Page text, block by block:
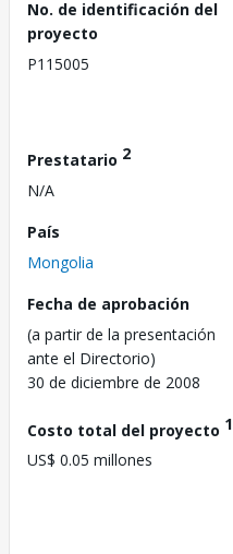
No. de identificación del
proyecto
P115005
Prestatario 2
N/A
País
Mongolia
Fecha de aprobación
(a partir de la presentación
ante el Directorio)
30 de diciembre de 2008
Costo total del proyecto 1
US$ 0.05 millones